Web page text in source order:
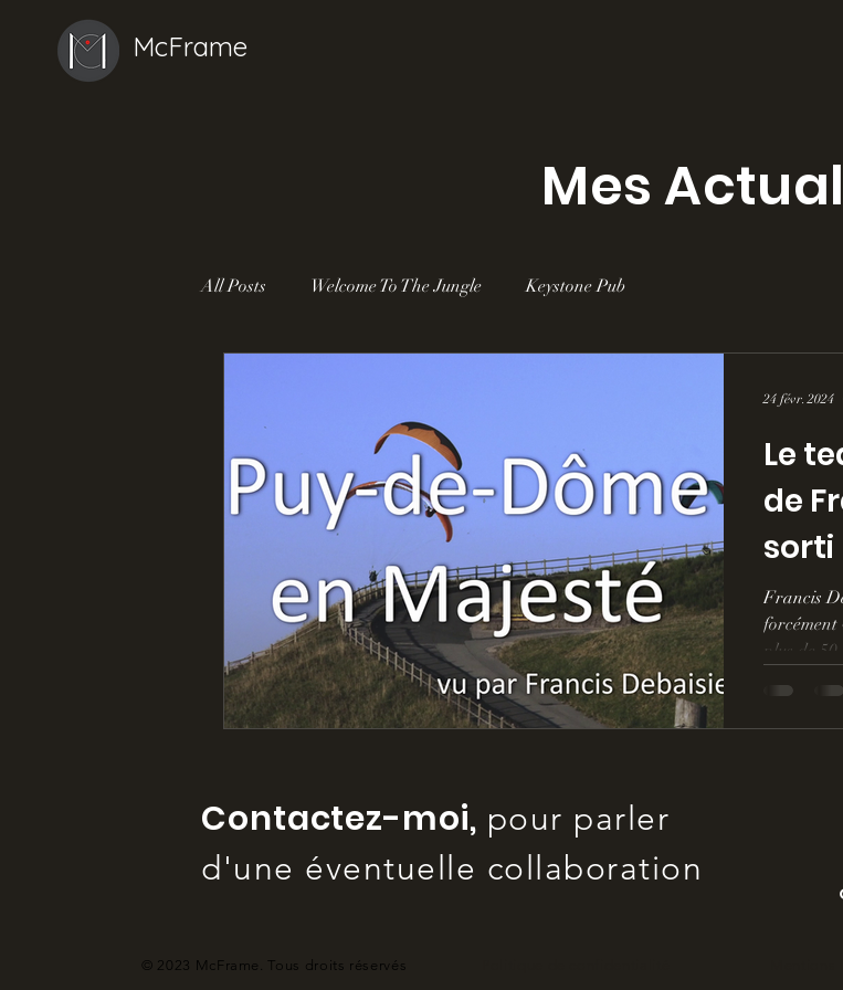
McFrame
Mes
All Posts Welcome To The Jungle Keystone Pub
Le
de
sorti
Francis
forcément
plus de 50
24 févr. 2024
Contactez-moi, pour parler
d'une éventuelle collaboration
© 2023 McFrame. Tous droits réservés